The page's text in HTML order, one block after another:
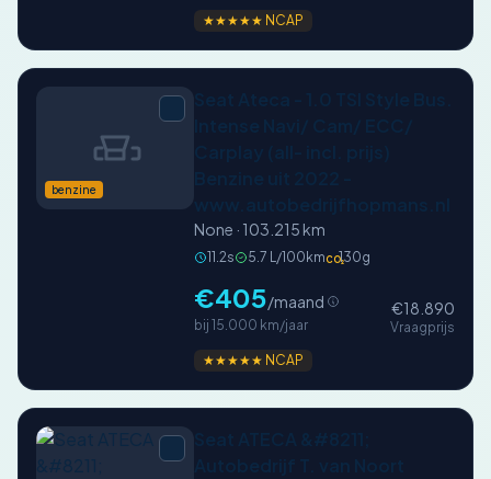
★★★★★ NCAP
benzine
None · 103.215 km
11.2s 5.7 L/100kmCO₂130g
€405/maand
bij 15.000 km/jaar
€18.890
Vraagprijs
★★★★★ NCAP